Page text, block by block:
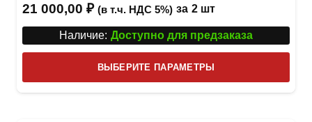
21 000,00 ₽ (в т.ч. НДС 5%) за 2 шт
Наличие: Доступно для предзаказа
ВЫБЕРИТЕ ПАРАМЕТРЫ
товар